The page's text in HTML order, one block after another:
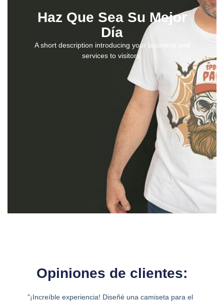
Haz Que Sea Su Mejor
Día
A short description introducing your business and
services to visitors.
Opiniones de clientes:
"¡Increíble experiencia! Diseñé una camiseta para el